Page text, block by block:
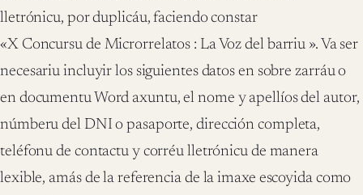
lletrónicu, por duplicáu, faciendo constar
«X Concursu de Microrrelatos : La Voz del barriu ». Va ser
necesariu incluyir los siguientes datos en sobre zarráu o
en documentu Word axuntu, el nome y apellíos del autor,
númberu del DNI o pasaporte, dirección completa,
teléfonu de contactu y corréu lletrónicu de manera
lexible, amás de la referencia de la imaxe escoyida como